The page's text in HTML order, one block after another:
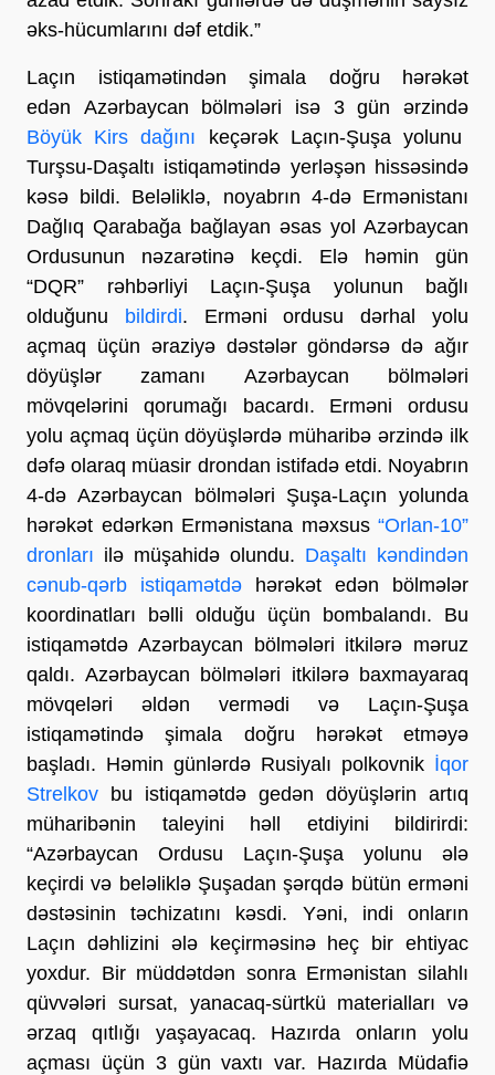
əks-hücumlarını dəf etdik.”
Laçın istiqamətindən şimala doğru hərəkət
edən Azərbaycan bölmələri isə 3 gün ərzində
Böyük Kirs dağını keçərək Laçın-Şuşa yolunu
Turşsu-Daşaltı istiqamətində yerləşən hissəsində
kəsə bildi. Beləliklə, noyabrın 4-də Ermənistanı
Dağlıq Qarabağa bağlayan əsas yol Azərbaycan
Ordusunun nəzarətinə keçdi. Elə həmin gün
“DQR” rəhbərliyi Laçın-Şuşa yolunun bağlı
olduğunu bildirdi. Erməni ordusu dərhal yolu
açmaq üçün əraziyə dəstələr göndərsə də ağır
döyüşlər zamanı Azərbaycan bölmələri
mövqelərini qorumağı bacardı. Erməni ordusu
yolu açmaq üçün döyüşlərdə müharibə ərzində ilk
dəfə olaraq müasir drondan istifadə etdi. Noyabrın
4-də Azərbaycan bölmələri Şuşa-Laçın yolunda
hərəkət edərkən Ermənistana məxsus“Orlan-10”
dronları ilə müşahidə olundu. Daşaltı kəndindən
cənub-qərb istiqamətdə hərəkət edən bölmələr
koordinatları bəlli olduğu üçün bombalandı. Bu
istiqamətdə Azərbaycan bölmələri itkilərə məruz
qaldı. Azərbaycan bölmələri itkilərə baxmayaraq
mövqeləri əldən vermədi və Laçın-Şuşa
istiqamətində şimala doğru hərəkət etməyə
başladı. Həmin günlərdə Rusiyalı polkovnik İqor
Strelkov bu istiqamətdə gedən döyüşlərin artıq
müharibənin taleyini həll etdiyini bildirirdi:
“Azərbaycan Ordusu Laçın-Şuşa yolunu ələ
keçirdi və beləliklə Şuşadan şərqdə bütün erməni
dəstəsinin təchizatını kəsdi. Yəni, indi onların
Laçın dəhlizini ələ keçirməsinə heç bir ehtiyac
yoxdur. Bir müddətdən sonra Ermənistan silahlı
qüvvələri sursat, yanacaq-sürtkü materialları və
ərzaq qıtlığı yaşayacaq. Hazırda onların yolu
açması üçün 3 gün vaxtı var. Hazırda Müdafiə